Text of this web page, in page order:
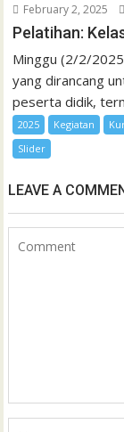
February 2, 2025
Pelatihan:
Minggu (2/2/
yang dirancang
peserta didik,
2025 Kegiatan
Slider
LEAVE A